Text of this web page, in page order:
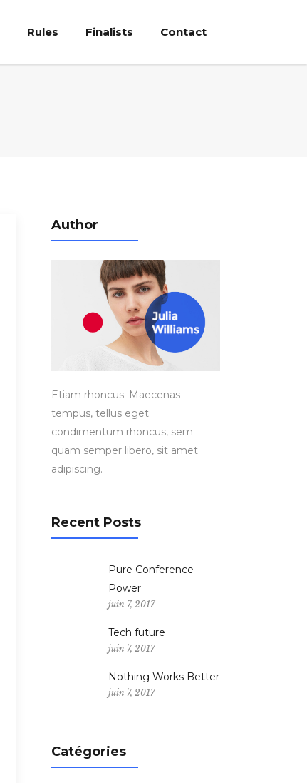
Rules Finalists Contact
Author
Etiam rhoncus. Maecenas
tempus, tellus eget
condimentum rhoncus, sem
quam semper libero, sit amet
adipiscing.
Recent Posts
Pure Conference
Power
juin 7, 2017
Tech future
juin 7, 2017
Nothing Works Better
juin 7, 2017
Catégories